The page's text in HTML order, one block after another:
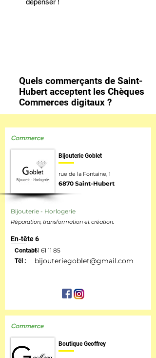
dépenser !
Quels commerçants de Saint-
Hubert acceptent les Chèques
Commerces digitaux ?
Commerce
Bijouterie Goblet
rue de la Fontaine, 1
6870 Saint-Hubert
Bijouterie - Horlogerie
Réparation, transformation et création.
En-tête 6
Contact
Tél :
061 61 11 85
bijouteriegoblet@gmail.com
Commerce
Boutique Geoffrey